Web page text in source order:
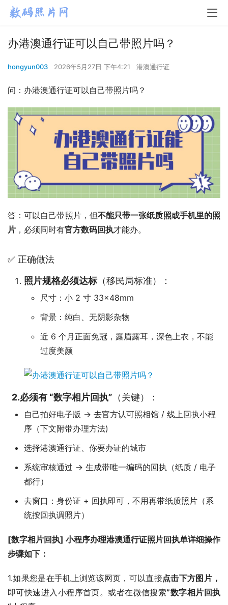
办港澳通行证可以自己带照片吗？
hongyun003 2026年5月27日 下午4:21 港澳通行证
问：办港澳通行证可以自己带照片吗？
答：可以自己带照片，但不能只带一张纸质照或手机里的照
片 ，必须同时有官方数码回执才能办。
✅ 正确做法
照片规格必须达标（移民局标准）：
尺寸：小 2 寸 33×48mm
背景：纯白、无阴影杂物
近 6 个月正面免冠，露眉露耳，深色上衣，不能
过度美颜
2.必须有 “数字相片回执” （关键）：
自己拍好电子版 → 去官方认可照相馆 / 线上回执小程
序（下文附带办理方法)
选择港澳通行证、你要办证的城市
系统审核通过 → 生成带唯一编码的回执（纸质 / 电子
都行）
去窗口：身份证 + 回执即可，不用再带纸质照片（系
统按回执调照片）
[数字相片回执] 小程序办理港澳通行证照片回执单详细操作
步骤如下：
1.如果您是在手机上浏览该网页，可以直接点击下方图片，
即可快速进入小程序首页。或者在微信搜索”数字相片回执